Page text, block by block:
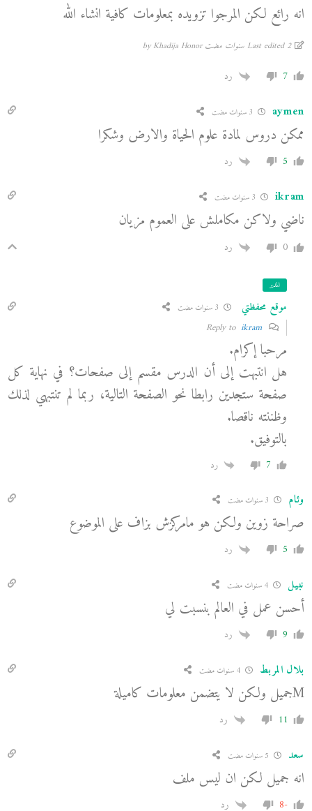
انه رائع لكن المرجوا تزويده بمعلومات كافية انشاء الله
Last edited 2 سنوات مضت by Khadija Honor
7 رد
aymen
ممكن دروس لمادة علوم الحياة والارض وشكرا
5 رد
ikram
ناضي ولاكن مكاملش على العموم مزيان
0 رد
المدير
موقع محفظتي
ikram
مرحبا إكرام.
هل انتبهت إلى أن الدرس مقسم إلى صفحات؟ في نهاية كل
صفحة ستجدين رابطا نحو الصفحة التالية، ربما لم تنتبهي لذلك
وظننته ناقصا.
بالتوفيق.
7 رد
وئام
صراحة زوين ولكن هو مامركزش بزاف على الموضوع
5 رد
نبيل
أحسن عمل في العالم بنسبت لي
9 رد
بلال المربط
Mجميل ولكن لا يتضمن معلومات كاميلة
11 رد
سعد
انه جميل لكن ان ليس ملف
-8 رد